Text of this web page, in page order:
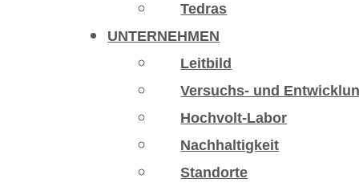
Tedras
UNTERNEHMEN
Leitbild
Versuchs- und
Hochvolt-Labor
Nachhaltigkeit
Standorte